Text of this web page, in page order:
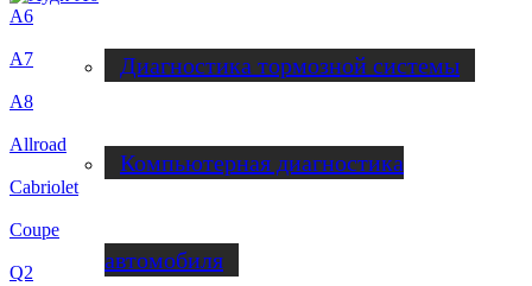
Диагностика тормозной системы
Компьютерная диагностика
автомобиля
A6
A7
A8
Allroad
Cabriolet
Coupe
Q2